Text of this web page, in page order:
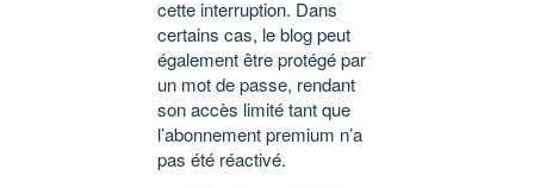
cette interruption. Dans
certains cas, le blog peut
également être protégé par
un mot de passe, rendant
son accès limité tant que
l’abonnement premium n’a
pas été réactivé.